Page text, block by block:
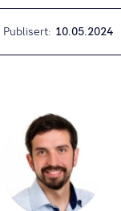
Publisert 10.05.2024